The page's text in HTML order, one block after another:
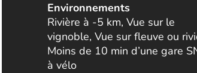
Environnements
Rivière à -5 km, Vue sur le
vignoble, Vue sur fleuve ou
Moins de 10 min d’une gare
à vélo